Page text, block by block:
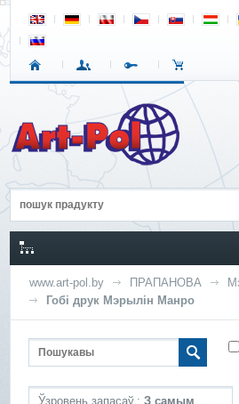
www.art-pol.by ПРАПАНОВА
Гобі друк Мэрылін Манро
Ўзровень запасаў.: З самым